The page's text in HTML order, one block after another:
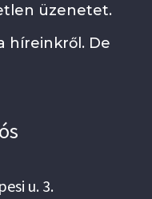
üzenetet.
híreinkről. De
u. 3.